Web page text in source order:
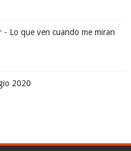
- Lo que ven cuando me miran
2020